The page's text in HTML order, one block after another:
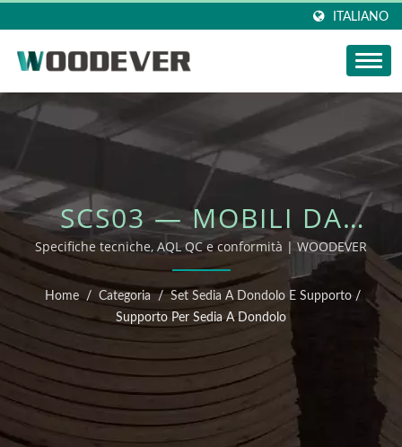
ITALIANO
SCS03 — MOBILI DA
ESTERNO OEM/ODM
Specifiche tecniche, AQL QC e conformità | WOODEVER
Home / Categoria / Set Sedia A Dondolo E Supporto /
Supporto Per Sedia A Dondolo